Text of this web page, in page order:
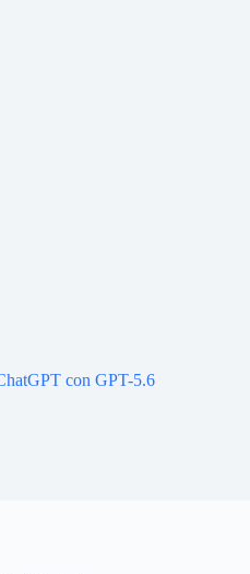
con GPT-5.6